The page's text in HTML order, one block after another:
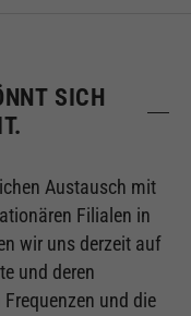
SICH
Austausch mit
Filialen in
wir uns derzeit auf
und deren
und die